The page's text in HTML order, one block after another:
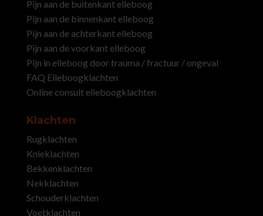
Pijn aan de buitenkant elleboog
Pijn aan de binnenkant elleboog
Pijn aan de achterkant elleboog
Pijn aan de voorkant elleboog
Pijn in elleboog door trauma / fractuur / ongeval
FAQ Elleboogklachten
Online consult elleboogklachten
Klachten
Rugklachten
Knieklachten
Bekkenklachten
Nekklachten
Schouderklachten
Voetklachten